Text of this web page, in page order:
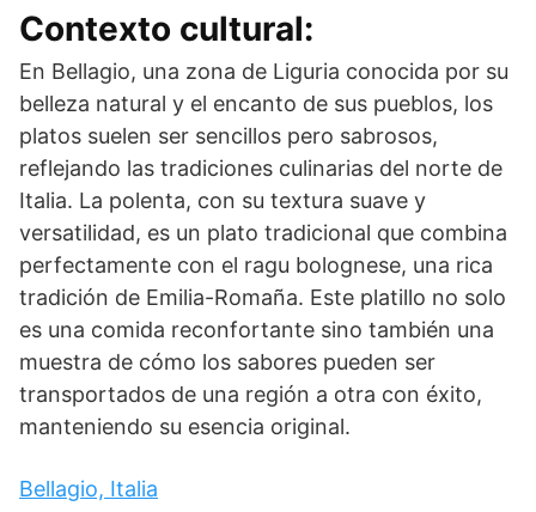
Contexto cultural:
En Bellagio, una zona de Liguria conocida por su
belleza natural y el encanto de sus pueblos, los
platos suelen ser sencillos pero sabrosos,
reflejando las tradiciones culinarias del norte de
Italia. La polenta, con su textura suave y
versatilidad, es un plato tradicional que combina
perfectamente con el ragu bolognese, una rica
tradición de Emilia-Romaña. Este platillo no solo
es una comida reconfortante sino también una
muestra de cómo los sabores pueden ser
transportados de una región a otra con éxito,
manteniendo su esencia original.
Bellagio, Italia